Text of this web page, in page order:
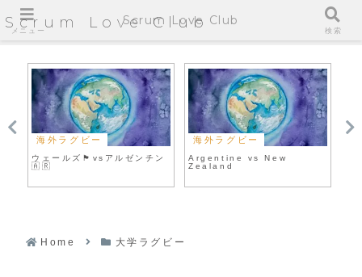
Scrum Love Club
海外ラグビー
ウェールズ🏴󠁧󠁢󠁷󠁬󠁳󠁿vsアルゼンチン
🇦🇷
海外ラグビー
Argentine vs New
Zealand
Home 大学ラグビー
メニュー
Scrum Love Club
検索